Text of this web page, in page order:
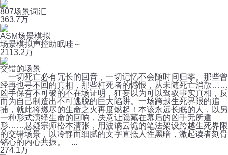
807场景词汇
363.7万
ASM场景模拟
场景模拟声控助眠哇～
2113.2万
交错的场景
一切死亡必有冗长的回音，一切记忆不会随时间归零。那些曾
经再也寻不回的真相，那些枉死者的憾恨，从未随死亡消散……
凶手保有不可破的不在场证明，狂妄以为可以驾驭事实真相，反
而为自己制造出不可逃脱的巨大陷阱。一场跨越生死界限的追
捕，就此将燃尽的生命之火再度燃起！本该永远长眠的人，以另
一种形式演绎生命的回响，决意让隐藏在幕后的凶手无所遁
形……悬疑宗师松本清张，用波谲云诡的笔法架设跨越生死界限
的交错场景，以冷静而细腻的文字直抵人性黑暗，激起读者刻骨
铭心的内心共振。 ...
274.1万